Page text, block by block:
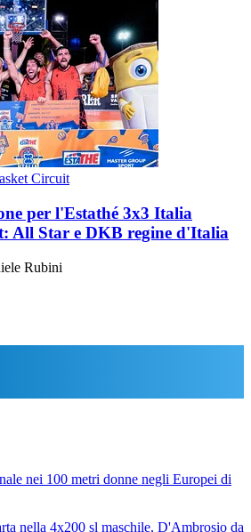
Circuit
per l'Estathé 3x3 Italia
All Star e DKB regine d'Italia
Rubini
nei 100 metri donne negli Europei di
nella 4x200 sl maschile, D'Ambrosio da